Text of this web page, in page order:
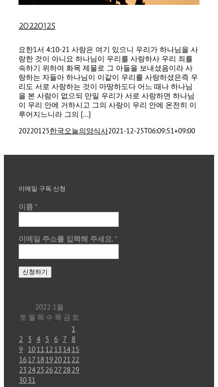
20220125
요한1서 4:10-21 사랑은 여기 있으니 우리가 하나님을 사
랑한 것이 아니요 하나님이 우리를 사랑하사 우리 죄를
속하기 위하여 화목 제물로 그 아들을 보내셨음이라 사
랑하는 자들아 하나님이 이같이 우리를 사랑하셨은즉 우
리도 서로 사랑하는 것이 마땅하도다 어느 때나 하나님
을 본 사람이 없으되 만일 우리가 서로 사랑하면 하나님
이 우리 안에 거하시고 그의 사랑이 우리 안에 온전히 이
루어지느니라 그의 [...]
20220125한국오늘의양식사2021-12-25T06:09:51+09:00
이메일 구독 신청
이름 *
이메일 주소를 입력해 주세요. *
2022 1월
토 월 목 수 목 금 토
1
2
3 4 5 6 7
8
9 1011 12 13 1415
1617 18 192021 22
23 2425 2627 28 29
3031